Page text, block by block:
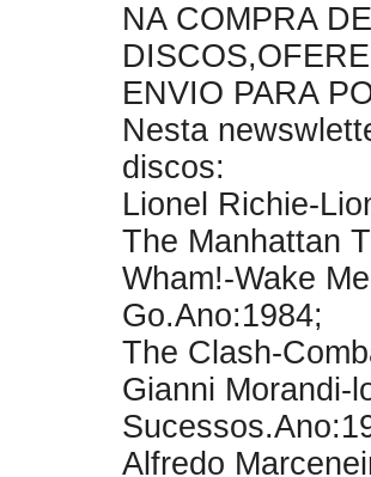
NA COMPRA
ENVIO PARA
Nesta
discos:
Lionel Richie-
The Manhattan
Wham!-Wake
Go.Ano:1984;
The Clash-
Gianni Morandi-
Alfredo